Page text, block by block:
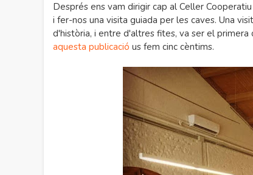
Després ens vam dirigir cap al Celler
i fer-nos una visita guiada per les caves. Una
d'història, i entre d'altres fites, va ser el
aquesta publicació us fem cinc cèntims.